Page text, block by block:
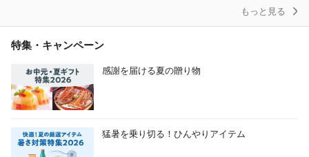
もっと見る
特集・キャンペーン
感謝を届ける夏の贈り物
猛暑を乗り切る！ひんやりアイテム